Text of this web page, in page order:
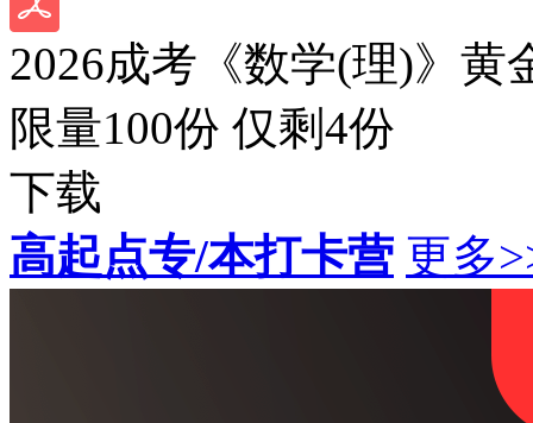
2026成考《数学(理)》黄
限量100份 仅剩4份
下载
高起点专/本打卡营 更多